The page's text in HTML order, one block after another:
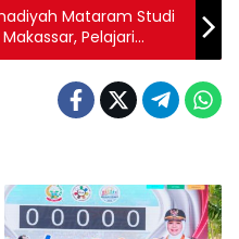
Mataram Studi
Pelajari
Birr